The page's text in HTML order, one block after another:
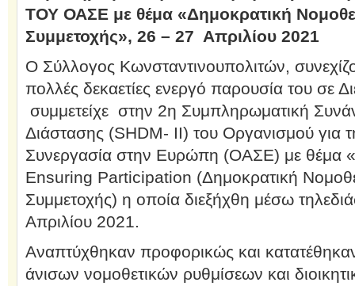
ΤΟΥ ΟΑΣΕ με θέμα «Δημοκρατική
Συμμετοχής», 26 – 27 Απριλίου 2021
Ο Σύλλογος Κωνσταντινουπολιτών,
πολλές δεκαετίες ενεργό παρουσία του σε
συμμετείχε στην 2η Συμπληρωματική
Διάστασης (SHDM- ΙI) του Οργανισμού για
Συνεργασία στην Ευρώπη (ΟΑΣΕ) με θέμα
Ensuring Participation (Δημοκρατική
Συμμετοχής) η οποία διεξήχθη μέσω
Απριλίου 2021.
Αναπτύχθηκαν προφορικώς και
άνισων νομοθετικών ρυθμίσεων και